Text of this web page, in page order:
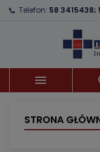
Telefon: 58 3415438;

STRONA
Utwórz nową
Nazwa listy
Musisz być
swojej liście